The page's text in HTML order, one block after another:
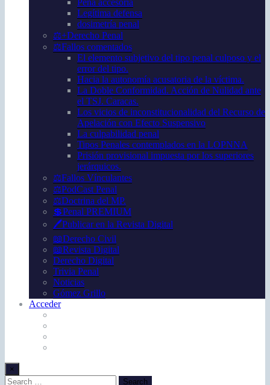
Pena accesoria
Legítima defensa
dosimetría penal
⚖️+Derecho Penal
⚖️Fallos comentados
El elemento subjetivo del tipo penal culposo y el
error del tipo.
Hacia la autonomía acusatoria de la víctima.
La Doble Conformidad. Acción de Nulidad ante
el TSJ. Caracas.
Los vicios de inconstitucionalidad del Recurso de
Apelación con Efecto Suspensivo
La culpabilidad penal
Tipos Penales contemplados en la LOPNNA
Prisión provisional impuesta por los superiores
jerárquicos.
⚖️Fallos Vínculantes
⚖️PodCast Penal
⚖️Doctrina del MP.
💲Penal PREMIUM
🖊️Publicar en la Revista Digital
📖Derecho Civil
📖Revista Digital
Derecho Digital
Trivia Penal
Noticias
Gómez Grillo
Acceder
×